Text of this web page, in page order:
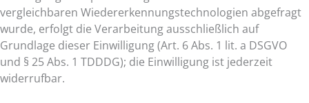
vergleichbaren Wiedererkennungstechnologien abgefragt
wurde, erfolgt die Verarbeitung ausschließlich auf
Grundlage dieser Einwilligung (Art. 6 Abs. 1 lit. a DSGVO
und § 25 Abs. 1 TDDDG); die Einwilligung ist jederzeit
widerrufbar.